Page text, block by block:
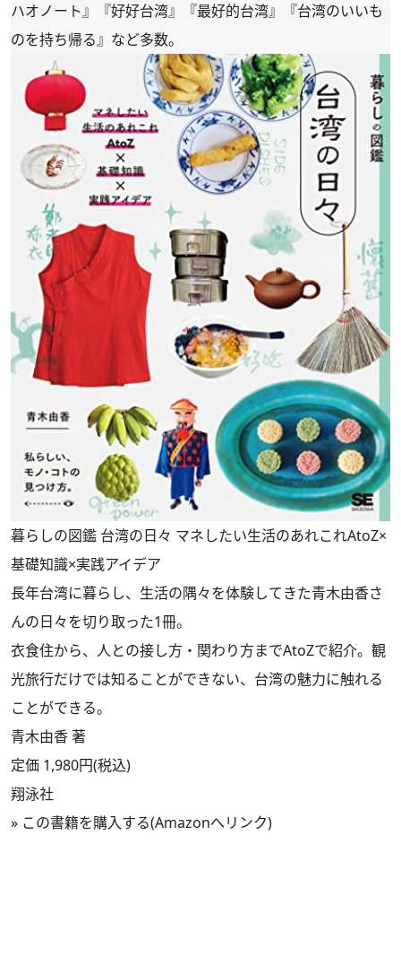
ハオノート』『好好台湾』『最好的台湾』『台湾のいいも
のを持ち帰る』など多数。
暮らしの図鑑 台湾の日々 マネしたい生活のあれこれAtoZ×
基礎知識×実践アイデア
長年台湾に暮らし、生活の隅々を体験してきた青木由香さ
んの日々を切り取った1冊。
衣食住から、人との接し方・関わり方までAtoZで紹介。観
光旅行だけでは知ることができない、台湾の魅力に触れる
ことができる。
青木由香 著
定価 1,980円(税込)
翔泳社
» この書籍を購入する(Amazonへリンク)